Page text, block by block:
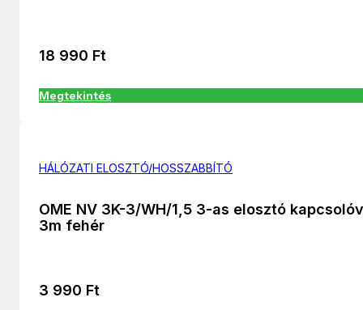
18 990 Ft
Megtekintés
HÁLÓZATI ELOSZTÓ/HOSSZABBÍTÓ
OME NV 3K-3/WH/1,5 3-as elosztó
3m fehér
3 990 Ft